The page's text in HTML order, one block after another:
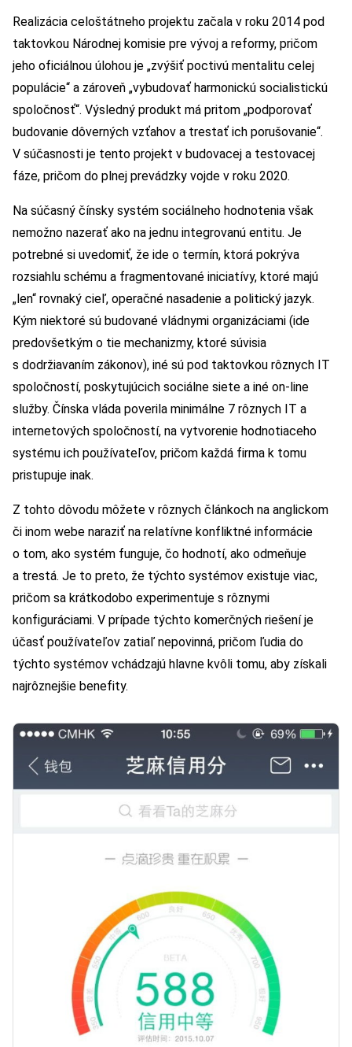
Realizácia celoštátneho projektu začala v roku 2014 pod
taktovkou Národnej komisie pre vývoj a reformy, pričom
jeho oficiálnou úlohou je „zvýšiť poctivú mentalitu celej
populácie“ a zároveň „vybudovať harmonickú socialistickú
spoločnosť“. Výsledný produkt má pritom „podporovať
budovanie dôverných vzťahov a trestať ich porušovanie“.
V súčasnosti je tento projekt v budovacej a testovacej
fáze, pričom do plnej prevádzky vojde v roku 2020.
Na súčasný čínsky systém sociálneho hodnotenia však
nemožno nazerať ako na jednu integrovanú entitu. Je
potrebné si uvedomiť, že ide o termín, ktorá pokrýva
rozsiahlu schému a fragmentované iniciatívy, ktoré majú
„len“ rovnaký cieľ, operačné nasadenie a politický jazyk.
Kým niektoré sú budované vládnymi organizáciami (ide
predovšetkým o tie mechanizmy, ktoré súvisia
s dodržiavaním zákonov), iné sú pod taktovkou rôznych IT
spoločností, poskytujúcich sociálne siete a iné on-line
služby. Čínska vláda poverila minimálne 7 rôznych IT a
internetových spoločností, na vytvorenie hodnotiaceho
systému ich používateľov, pričom každá firma k tomu
pristupuje inak.
Z tohto dôvodu môžete v rôznych článkoch na anglickom
či inom webe naraziť na relatívne konfliktné informácie
o tom, ako systém funguje, čo hodnotí, ako odmeňuje
a trestá. Je to preto, že týchto systémov existuje viac,
pričom sa krátkodobo experimentuje s rôznymi
konfiguráciami. V prípade týchto komerčných riešení je
účasť používateľov zatiaľ nepovinná, pričom ľudia do
týchto systémov vchádzajú hlavne kvôli tomu, aby získali
najrôznejšie benefity.